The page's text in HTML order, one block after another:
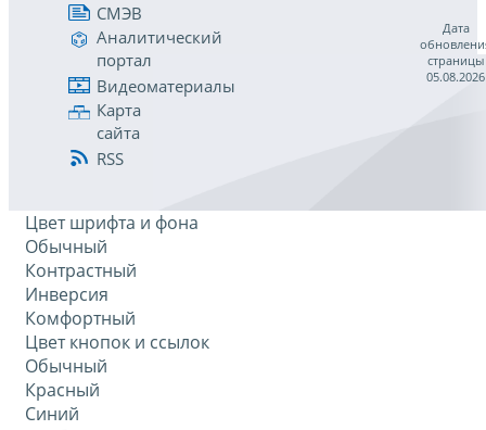
СМЭВ
Аналитический
портал
Видеоматериалы
Карта
сайта
RSS
Дата
страницы
05.08.2026
Цвет шрифта и фона
Обычный
Контрастный
Инверсия
Комфортный
Цвет кнопок и ссылок
Обычный
Красный
Синий